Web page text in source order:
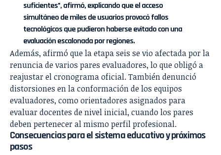
suficientes”, afirmó, explicando que el acceso
simultáneo de miles de usuarios provocó fallos
tecnológicos que pudieron haberse evitado con una
evaluación escalonada por regiones.
Además, afirmó que la etapa seis se vio afectada por la
renuncia de varios pares evaluadores, lo que obligó a
reajustar el cronograma oficial. También denunció
distorsiones en la conformación de los equipos
evaluadores, como orientadores asignados para
evaluar docentes de nivel inicial, cuando los pares
deben pertenecer al mismo perfil profesional.
Consecuencias para el sistema educativo y próximos
pasos